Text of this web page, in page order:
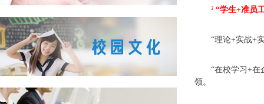
² “学生+准员
“理论+实战+
“在校学习+在
领。